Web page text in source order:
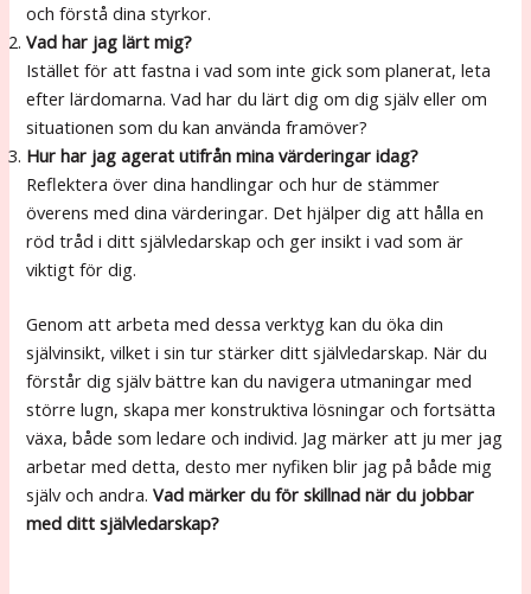
och förstå dina styrkor.
Vad har jag lärt mig?
Istället för att fastna i vad som inte gick som planerat, leta
efter lärdomarna. Vad har du lärt dig om dig själv eller om
situationen som du kan använda framöver?
Hur har jag agerat utifrån mina värderingar idag?
Reflektera över dina handlingar och hur de stämmer
överens med dina värderingar. Det hjälper dig att hålla en
röd tråd i ditt självledarskap och ger insikt i vad som är
viktigt för dig.
Genom att arbeta med dessa verktyg kan du öka din
självinsikt, vilket i sin tur stärker ditt självledarskap. När du
förstår dig själv bättre kan du navigera utmaningar med
större lugn, skapa mer konstruktiva lösningar och fortsätta
växa, både som ledare och individ. Jag märker att ju mer jag
arbetar med detta, desto mer nyfiken blir jag på både mig
själv och andra.Vad märker du för skillnad när du jobbar
med ditt självledarskap?